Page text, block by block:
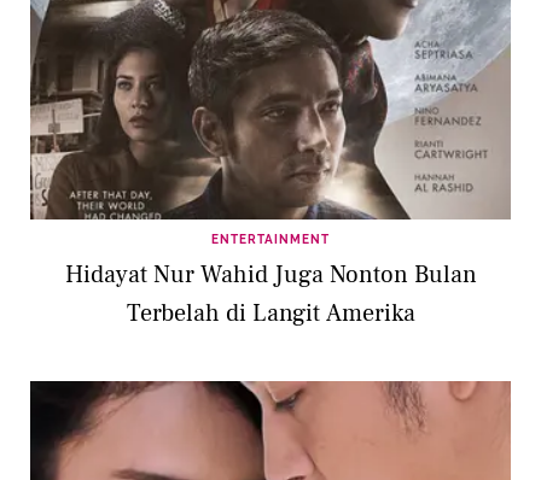
ENTERTAINMENT
Hidayat Nur Wahid Juga Nonton Bulan
Terbelah di Langit Amerika